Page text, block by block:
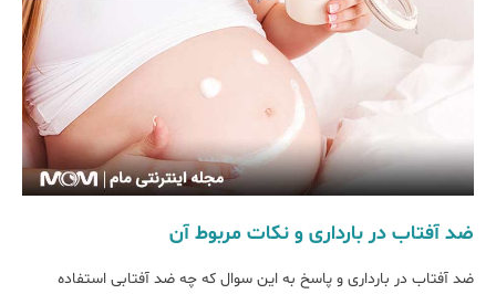
ضد آفتاب در بارداری و نکات مربوط آن
ضد آفتاب در بارداری و پاسخ به این سوال که چه ضد آفتابی استفاده